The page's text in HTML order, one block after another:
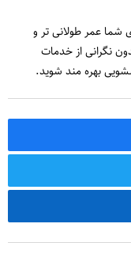
عمر طولانی تر و
نگرانی از خدمات
بهره مند شوید.